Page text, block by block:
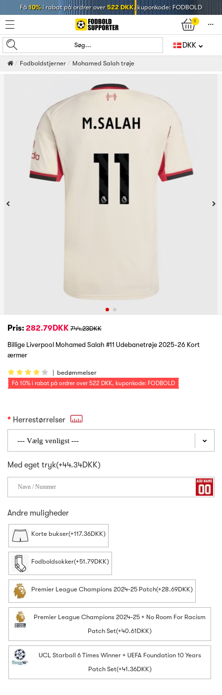
Få 10%i rabat på ordrer over522 DKK, kuponkode: FODBOLD
0
󰄒
Søg... DKK
Fodboldstjerner Mohamed Salah trøje
Pris: 282.79DKK 744.23DKK
Billige Liverpool Mohamed Salah #11 Udebanetrøje 2025-26 Kort
ærmer
| bedømmelser
Få 10% i rabat på ordrer over 522 DKK, kuponkode: FODBOLD
Herrestørrelser
Med eget tryk(+44.34DKK)
Andre muligheder
Korte bukser(+117.36DKK)
Fodboldsokker(+51.79DKK)
Premier League Champions 2024-25 Patch(+28.69DKK)
Premier League Champions 2024-25 + No Room For Racism
Patch Set(+40.61DKK)
UCL Starball 6 Times Winner + UEFA Foundation 10 Years
Patch Set(+41.36DKK)